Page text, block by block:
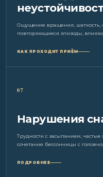
Ощущение вращения, шаткость,
повторяющиеся эпизоды,
КАК ПРОХОДИТ ПРИЁМ
07
Нарушения
Трудности с засыпанием,
сочетание бессонницы с
ПОДРОБНЕЕ